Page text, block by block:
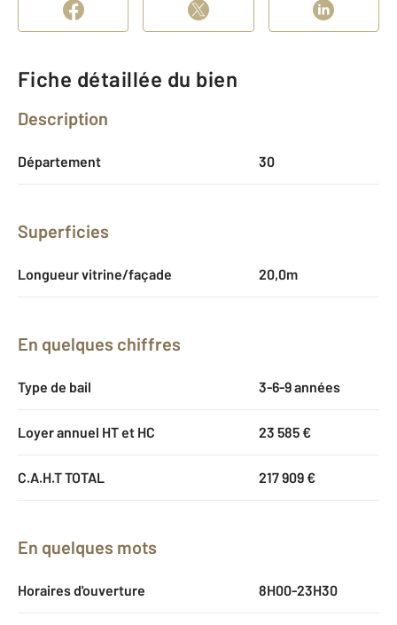
Fiche détaillée du bien
Description
Département 30
Superficies
Longueur vitrine/façade 20,0m
En quelques chiffres
Type de bail 3-6-9 années
Loyer annuel HT et HC 23 585 €
C.A.H.T TOTAL 217 909 €
En quelques mots
Horaires d'ouverture 8H00-23H30